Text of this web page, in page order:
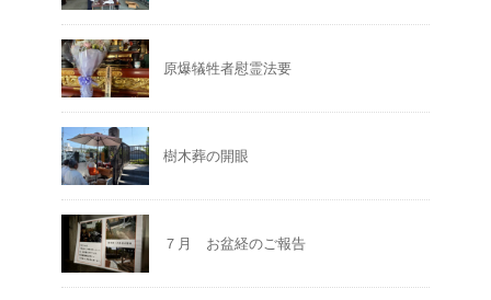
原爆犠牲者慰霊法要
樹木葬の開眼
７月 お盆経のご報告